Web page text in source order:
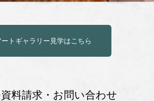
ートギャラリー見学はこちら
料請求・お問い合わせ